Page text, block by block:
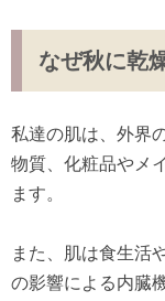
なぜ秋に乾
私達の肌は、外界
物質、化粧品やメ
ます。
また、肌は食生活
の影響による内臓